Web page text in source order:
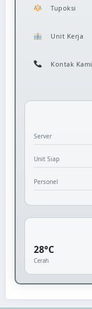
Tupoksi
Unit Kerja
Kontak Kami
Server
Unit Siap
Personel
28°C
Cerah